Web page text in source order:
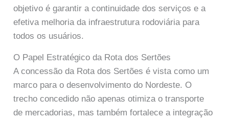
objetivo é garantir a continuidade dos serviços e a
efetiva melhoria da infraestrutura rodoviária para
todos os usuários.
O Papel Estratégico da Rota dos Sertões
A concessão da Rota dos Sertões é vista como um
marco para o desenvolvimento do Nordeste. O
trecho concedido não apenas otimiza o transporte
de mercadorias, mas também fortalece a integração